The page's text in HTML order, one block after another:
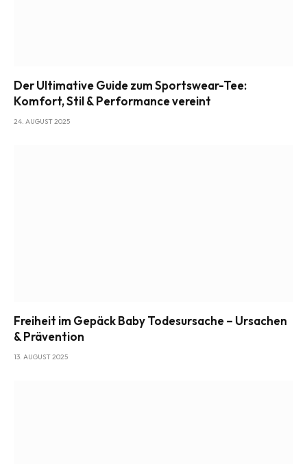
Der Ultimative Guide zum Sportswear-Tee:
Komfort, Stil & Performance vereint
24. AUGUST 2025
Freiheit im Gepäck Baby Todesursache – Ursachen
& Prävention
13. AUGUST 2025